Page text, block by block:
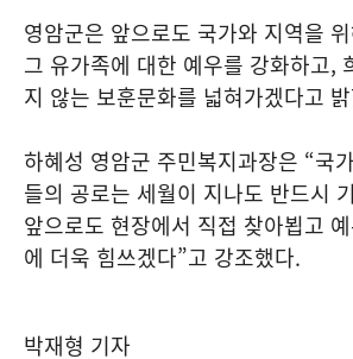
영암군은 앞으로도 국가와 지역을
그 유가족에 대한 예우를 강화하고,
지 않는 보훈문화를 넓혀가겠다고
하혜성 영암군 주민복지과장은 “국
들의 공로는 세월이 지나도 반드시
앞으로도 현장에서 직접 찾아뵙고
에 더욱 힘쓰겠다”고 강조했다.
박재형 기자